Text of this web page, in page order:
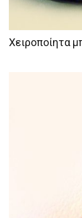
Χειροποίητα